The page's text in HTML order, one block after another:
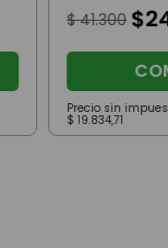
$ 41.300 $
Precio sin
$ 19.834,71